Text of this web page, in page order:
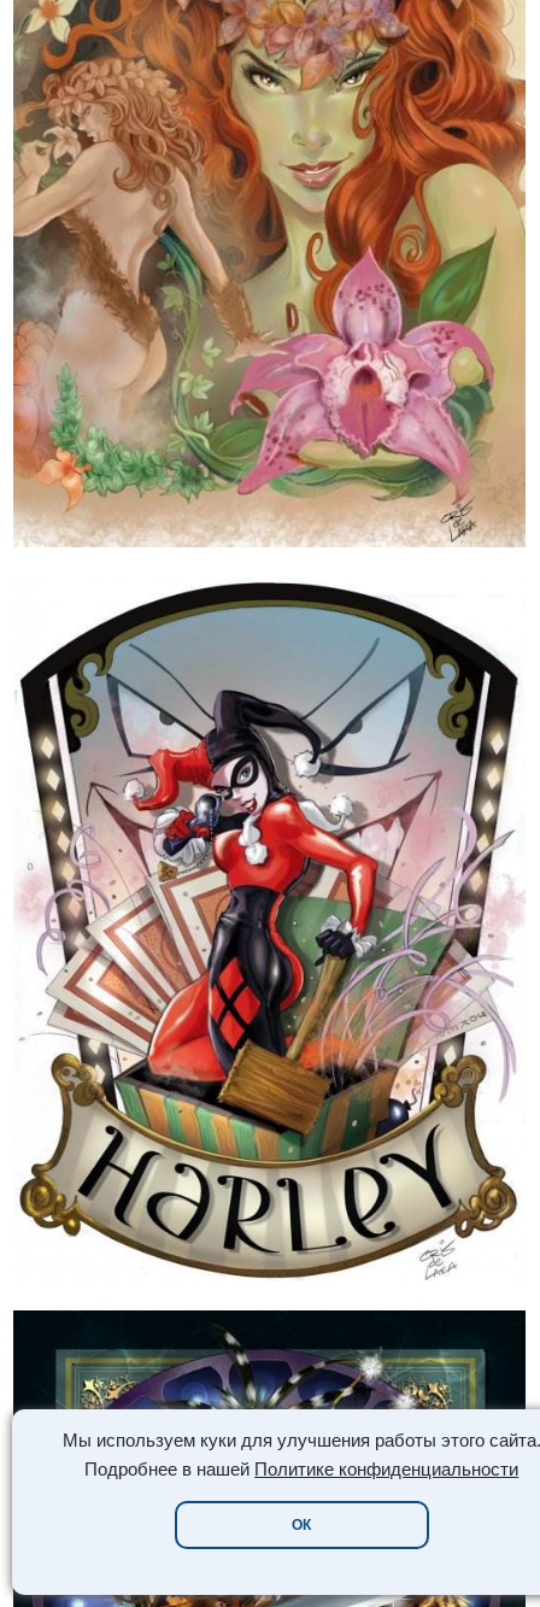
Мы используем куки для улучшения работы этого сайта.
Подробнее в нашей Политике конфиденциальности
ОК